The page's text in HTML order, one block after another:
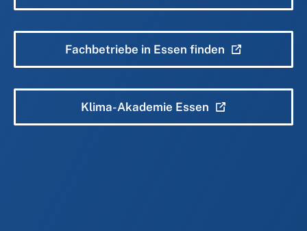
Fachbetriebe in Essen finden
Klima-Akademie Essen